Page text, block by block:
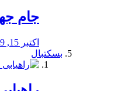
جام
اکتبر 15, 2019
بسکتبال